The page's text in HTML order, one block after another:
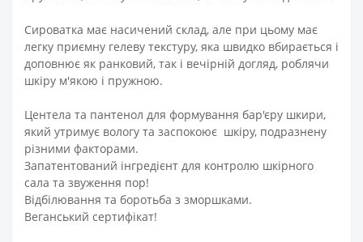
Сироватка має насичений склад, але при цьому має
легку приємну гелеву текстуру, яка швидко вбирається і
доповнює як ранковий, так і вечірній догляд, роблячи
шкіру м'якою і пружною.
Центела та пантенол для формування бар'єру шкири,
який утримує вологу та заспокоює шкіру, подразнену
різними факторами.
Запатентований інгредієнт для контролю шкірного
сала та звуження пор!
Відбілювання та боротьба з зморшками.
Веганський сертифікат!